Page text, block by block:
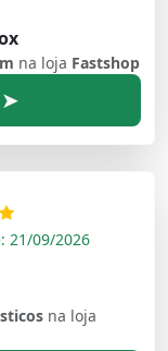
na loja Fastshop
➤
21/09/2026
na loja